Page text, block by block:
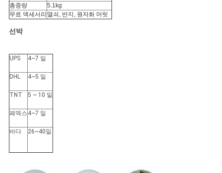
총중량
5.1kg
무료 액세서리 열쇠, 반지, 원자화 머릿
선박
UPS 4~7 일
DHL 4~5 일
TNT 5 ~ 10 일
페덱스 4~7 일
바다 26~40일